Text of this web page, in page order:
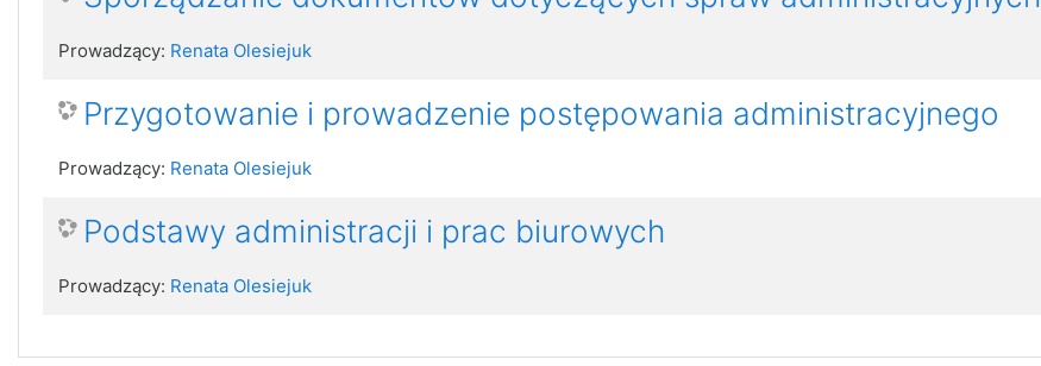
Prowadzący: Renata Olesiejuk
Przygotowanie i prowadzenie postępowania administracyjnego
Prowadzący: Renata Olesiejuk
Podstawy administracji i prac biurowych
Prowadzący: Renata Olesiejuk